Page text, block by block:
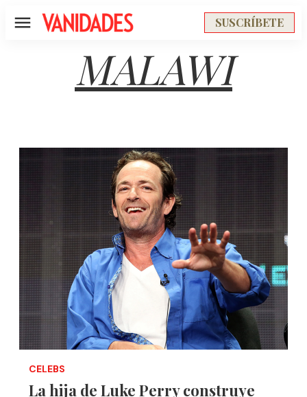
Menú SUSCRÍBETE
MALAWI
CELEBS
La hija de Luke Perry construye